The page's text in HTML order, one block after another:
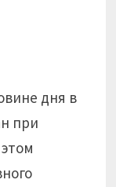
дня в
при